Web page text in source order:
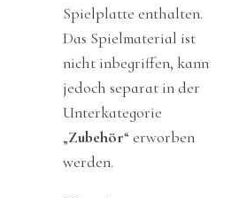
Spielplatte enthalten.
Das Spielmaterial ist
nicht inbegriffen, kann
jedoch separat in der
Unterkategorie
„Zubehör“ erworben
werden.